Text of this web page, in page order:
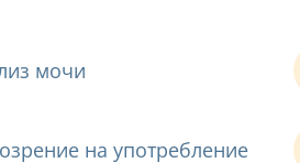
мочи
на употребление